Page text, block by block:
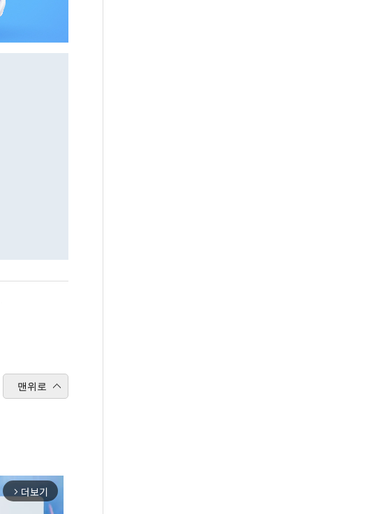
맨위로
arrow_forward_ios 더보기